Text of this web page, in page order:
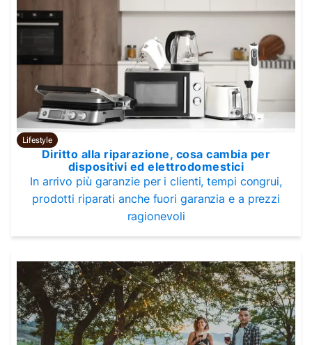
Lifestyle
Diritto alla riparazione, cosa cambia per
dispositivi ed elettrodomestici
In arrivo più garanzie per i clienti, tempi congrui,
prodotti riparati anche fuori garanzia e a prezzi
ragionevoli